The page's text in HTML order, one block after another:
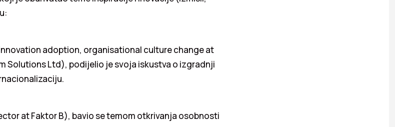
innovation adoption, organisational culture change at
Solutions Ltd), podijelio je svoja iskustva o izgradnji
at Faktor B), bavio se temom otkrivanja osobnosti